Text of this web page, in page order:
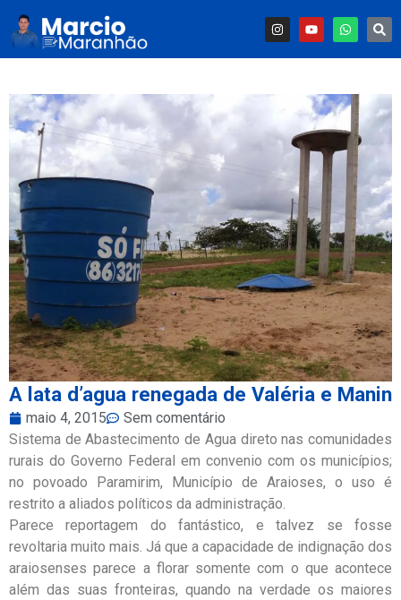
A lata d’agua renegada de Valéria e Manin
maio 4, 2015
Sem comentário
Sistema de Abastecimento de Agua direto nas comunidades
rurais do Governo Federal em convenio com os municípios;
no povoado Paramirim, Município de Araioses, o uso é
restrito a aliados políticos da administração.
Parece reportagem do fantástico, e talvez se fosse
revoltaria muito mais. Já que a capacidade de indignação dos
araiosenses parece a florar somente com o que acontece
além das suas fronteiras, quando na verdade os maiores